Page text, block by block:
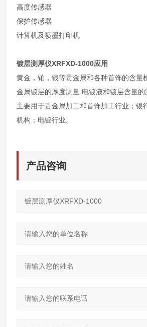
高度传感器
保护传感器
计算机及喷墨打印机
镀层测厚仪XRFXD-1000应用
黄金，铂，银等贵金属和各种首饰的含量
金属镀层的厚度测量 电镀液和镀层含量的
主要用于贵金属加工和首饰加工行业；银
机构；电镀行业。
产品咨询